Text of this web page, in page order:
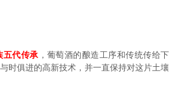
代传承 ，葡萄酒的酿造工序和传统传给下
时俱进的高新技术，并一直保持对这片土壤